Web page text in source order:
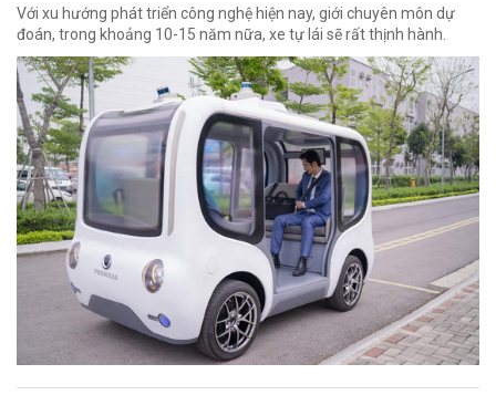
Với xu hướng phát triển công nghệ hiện nay, giới chuyên môn dự
đoán, trong khoảng 10-15 năm nữa, xe tự lái sẽ rất thịnh hành.